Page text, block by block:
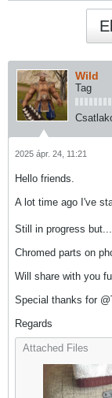
Wild
Tag
2025 ápr. 24, 11:21
Hello friends.
A lot time ago I've
Still in progress
Chromed parts on
Will share with you
Special thanks for
Regards
Attached Files